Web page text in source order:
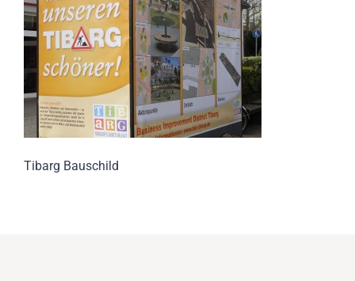
Impressionen
Über uns
SUCHE
NACH:
Tibarg Bauschild